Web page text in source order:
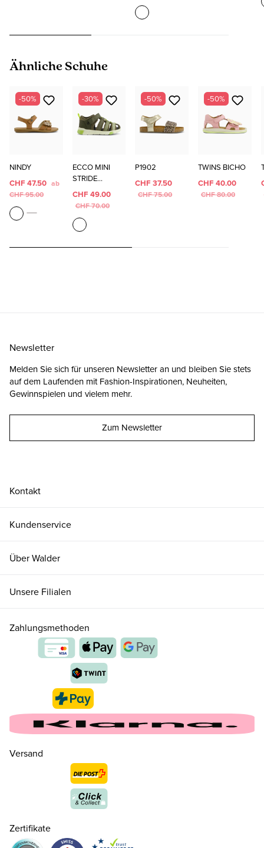
25 CHF 50.00
Produktgalerie überspringen
Ähnliche Schuhe
-50%
NINDY
CHF 47.50 ab
CHF 95.00
-30%
ECCO MINI
STRIDE
SANDAL
CHF 49.00
CHF 70.00
-50%
P1902
CHF 37.50
CHF 75.00
-50%
TWINS BICHO
CHF 40.00
CHF 80.00
Kontakt
Kundenservice
Über Walder
Unsere Filialen
Newsletter
Melden Sie sich für unseren Newsletter an und bleiben Sie stets
auf dem Laufenden mit Fashion-Inspirationen, Neuheiten,
Gewinnspielen und vielem mehr.
Zum Newsletter
Zahlungsmethoden
Versand
Zertifikate